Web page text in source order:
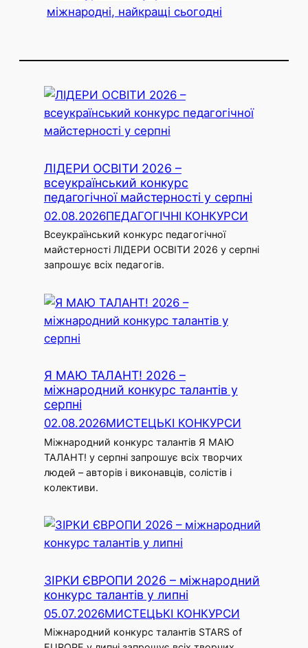
ЛІДЕРИ ОСВІТИ 2026 –
всеукраїнський конкурс
педагогічної майстерності у серпні
02.08.2026ПЕДАГОГІЧНІ КОНКУРСИ
Всеукраїнський конкурс педагогічної
майстерності ЛІДЕРИ ОСВІТИ 2026 у серпні
запрошує всіх педагогів.
Я МАЮ ТАЛАНТ! 2026 –
міжнародний конкурс талантів у
серпні
02.08.2026МИСТЕЦЬКІ КОНКУРСИ
Міжнародний конкурс талантів Я МАЮ
ТАЛАНТ! у серпні запрошує всіх творчих
людей – авторів і виконавців, солістів і
колективи.
ЗІРКИ ЄВРОПИ 2026 – міжнародний
конкурс талантів у липні
05.07.2026МИСТЕЦЬКІ КОНКУРСИ
Міжнародний конкурс талантів STARS of